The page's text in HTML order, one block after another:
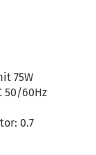
75W
50/60Hz
0.7